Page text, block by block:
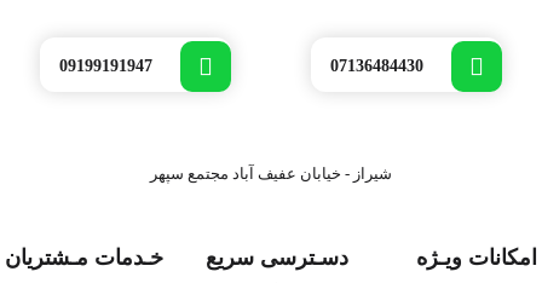
07136484430
09199191947
شیراز - خیابان عفیف آباد مجتمع سپهر
امکانات ویـژه دسـترسی سریع خـدمات مـشتریان